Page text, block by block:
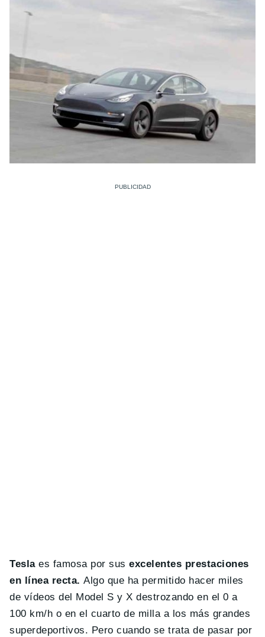
Teslaes famosa por susexcelentes prestaciones
en línea recta. Algo que ha permitido hacer miles
de vídeos del Model S y X destrozando en el 0 a
100 km/h o en el cuarto de milla a los más grandes
superdeportivos. Pero cuando se trata de pasar por